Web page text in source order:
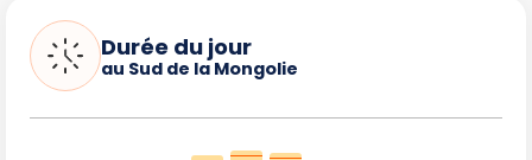
Durée du jour
au Sud de la Mongolie